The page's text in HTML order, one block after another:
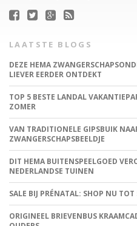
LAATSTE BLOGS
DEZE HEMA
LIEVER EERDER ONTDEKT
TOP 5 BESTE LANDAL
ZOMER
VAN TRADITIONELE GIPSBUIK
ZWANGERSCHAPSBEELDJE
DIT HEMA BUITENSPEELGOED
NEDERLANDSE TUINEN
SALE BIJ PRÉNATAL: SHOP NU
ORIGINEEL BRIEVENBUS